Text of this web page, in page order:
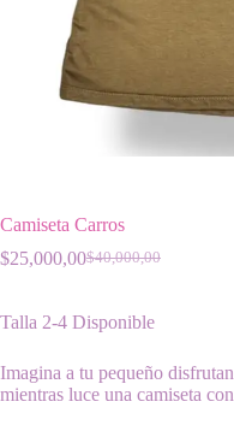
Camiseta Carros
$40,000,00
El
era:
$25,000,00El
es:
Talla 2-4 Disponible
Imagina a tu pequeño
mientras luce una camiseta